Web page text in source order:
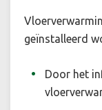
geïnstalleerd
Door het